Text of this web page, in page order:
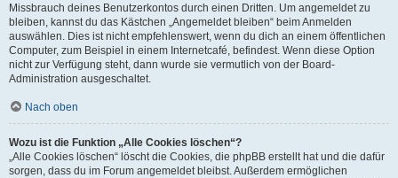
Missbrauch deines Benutzerkontos durch einen Dritten. Um angemeldet zu
bleiben, kannst du das Kästchen „Angemeldet bleiben“ beim Anmelden
auswählen. Dies ist nicht empfehlenswert, wenn du dich an einem öffentlichen
Computer, zum Beispiel in einem Internetcafé, befindest. Wenn diese Option
nicht zur Verfügung steht, dann wurde sie vermutlich von der Board-
Administration ausgeschaltet.
Nach oben
Wozu ist die Funktion „Alle Cookies löschen“?
„Alle Cookies löschen“ löscht die Cookies, die phpBB erstellt hat und die dafür
sorgen, dass du im Forum angemeldet bleibst. Außerdem ermöglichen